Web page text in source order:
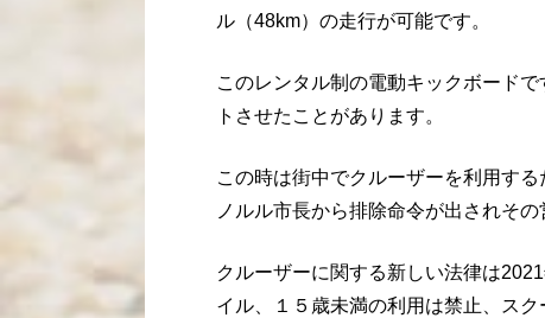
ル（48km）の走行が可能です。
このレンタル制の電動キックボード
トさせたことがあります。
この時は街中でクルーザーを利用す
ノルル市長から排除命令が出されそ
クルーザーに関する新しい法律は
イル、１５歳未満の利用は禁止、ス